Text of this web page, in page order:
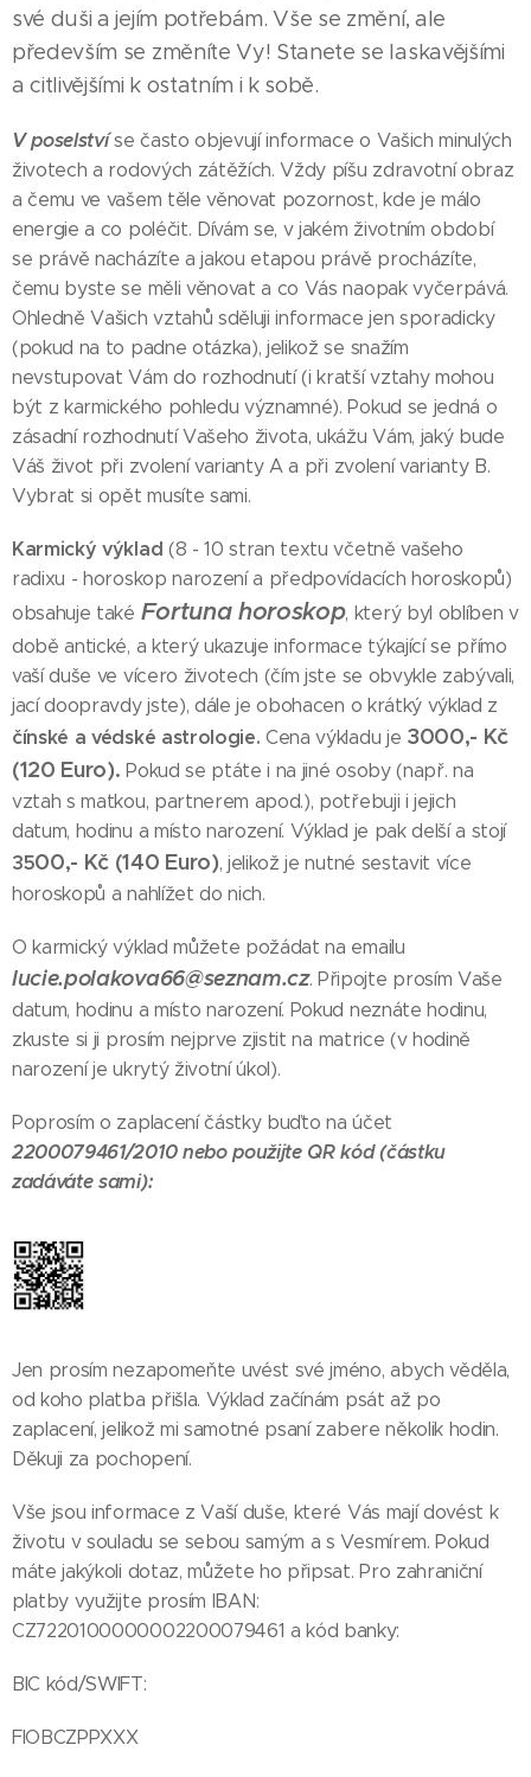
své duši a jejím potřebám. Vše se změní, ale
především se změníte Vy! Stanete se laskavějšími
a citlivějšími k ostatním i k sobě.
V poselstvíse často objevují informace o Vašich minulých
životech a rodových zátěžích. Vždy píšu zdravotní obraz
a čemu ve vašem těle věnovat pozornost, kde je málo
energie a co poléčit. Dívám se, v jakém životním období
se právě nacházíte a jakou etapou právě procházíte,
čemu byste se měli věnovat a co Vás naopak vyčerpává.
Ohledně Vašich vztahů sděluji informace jen sporadicky
(pokud na to padne otázka), jelikož se snažím
nevstupovat Vám do rozhodnutí (i kratší vztahy mohou
být z karmického pohledu významné). Pokud se jedná o
zásadní rozhodnutí Vašeho života, ukážu Vám, jaký bude
Váš život při zvolení varianty A a při zvolení varianty B.
Vybrat si opět musíte sami.
Karmický výklad (8 - 10 stran textu včetně vašeho
radixu - horoskop narození a předpovídacích horoskopů)
obsahuje také Fortuna horoskop, který byl oblíben v
době antické, a který ukazuje informace týkající se přímo
vaší duše ve vícero životech (čím jste se obvykle zabývali,
jací doopravdy jste), dále je obohacen o krátký výklad z
čínské a védské astrologie.Cena výkladu je 3000,- Kč
(120 Euro).Pokud se ptáte i na jiné osoby (např. na
vztah s matkou, partnerem apod.), potřebuji i jejich
datum, hodinu a místo narození. Výklad je pak delší a stojí
3500,- Kč (140 Euro), jelikož je nutné sestavit více
horoskopů a nahlížet do nich.
O karmický výklad můžete požádat na emailu
lucie.polakova66@seznam.cz. Připojte prosím Vaše
datum, hodinu a místo narození. Pokud neznáte hodinu,
zkuste si ji prosím nejprve zjistit na matrice (v hodině
narození je ukrytý životní úkol).
Poprosím o zaplacení částky buďto na účet
2200079461/2010 nebo použijte QR kód (částku
zadáváte sami):
Jen prosím nezapomeňte uvést své jméno, abych věděla,
od koho platba přišla. Výklad začínám psát až po
zaplacení, jelikož mi samotné psaní zabere několik hodin.
Děkuji za pochopení.
Vše jsou informace z Vaší duše, které Vás mají dovést k
životu v souladu se sebou samým a s Vesmírem. Pokud
máte jakýkoli dotaz, můžete ho připsat. Pro zahraniční
platby využijte prosím IBAN:
CZ7220100000002200079461 a kód banky:
BIC kód/SWIFT:
FIOBCZPPXXX